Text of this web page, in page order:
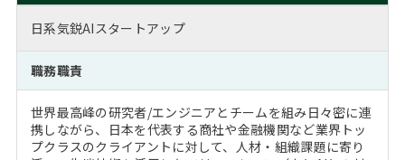
MBA留学生数の推移
インターン受入企業一覧
MBAを生かす求人特集
注目企業インタビュー
Career Talk Live
MBA NETWORKING
ニュースリリース
日系気鋭AIスタートアップ
職務職責
世界最高峰の研究者/エンジニアとチームを組み日々密に連
携しながら、日本を代表する商社や金融機関など業界トッ
プクラスのクライアントに対して、人材・組織課題に寄り